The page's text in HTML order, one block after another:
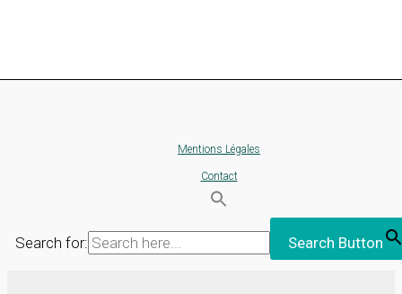
Mentions Légales
Contact
Search for: Search Button